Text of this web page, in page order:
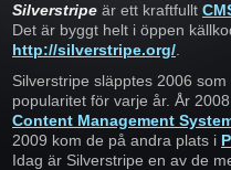
Silverstripe är ett kraftfullt
Det är byggt helt i öppen
http://silverstripe.org/
Silverstripe släpptes 2006
popularitet för varje år. År
Content Management
2009 kom de på andra plats i
Idag är Silverstripe en av de